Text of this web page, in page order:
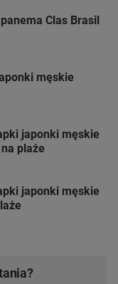
Clas Brasil
męskie
japonki męskie
plaże
japonki męskie